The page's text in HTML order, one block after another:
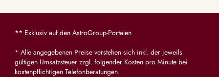
** Exklusiv auf den AstroGroup-Portalen
* Alle angegebenen Preise verstehen sich inkl. der jeweils
gültigen Umsatzsteuer zzgl. folgender Kosten pro Minute bei
kostenpflichtigen Telefonberatungen.